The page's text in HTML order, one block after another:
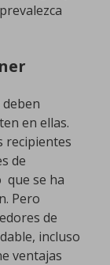
deben
en ellas.
recipientes
de
que se ha
Pero
de
incluso
ventajas